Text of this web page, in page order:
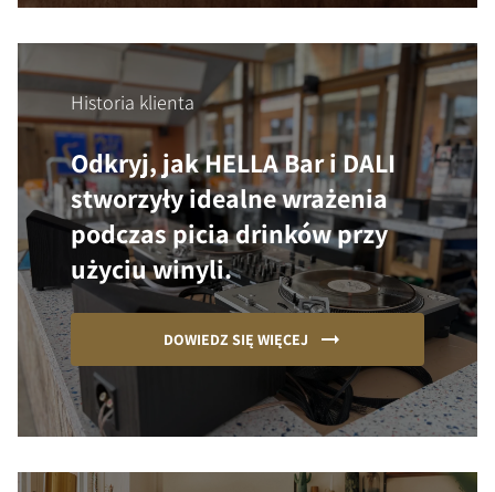
Historia klienta
Odkryj, jak HELLA Bar i DALI
stworzyły idealne wrażenia
podczas picia drinków przy
użyciu winyli.
DOWIEDZ SIĘ WIĘCEJ